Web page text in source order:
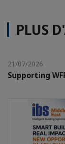
PLUS
21/07/2026
Supporting